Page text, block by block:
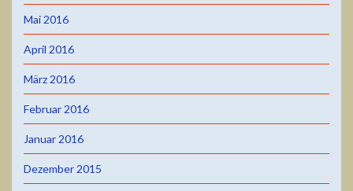
Mai 2016
April 2016
März 2016
Februar 2016
Januar 2016
Dezember 2015